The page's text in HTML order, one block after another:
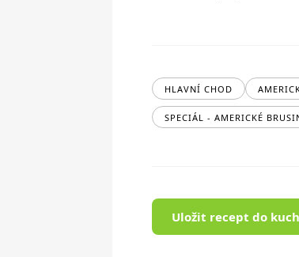
HLAVNÍ CHOD
SPECIÁL - AMERICKÉ
Uložit recept do